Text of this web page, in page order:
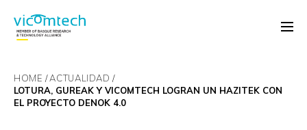
HOME
ACTUALIDAD
LOTURA, GUREAK Y VICOMTECH LOGRAN UN HAZITEK CON
EL PROYECTO DENOK 4.0